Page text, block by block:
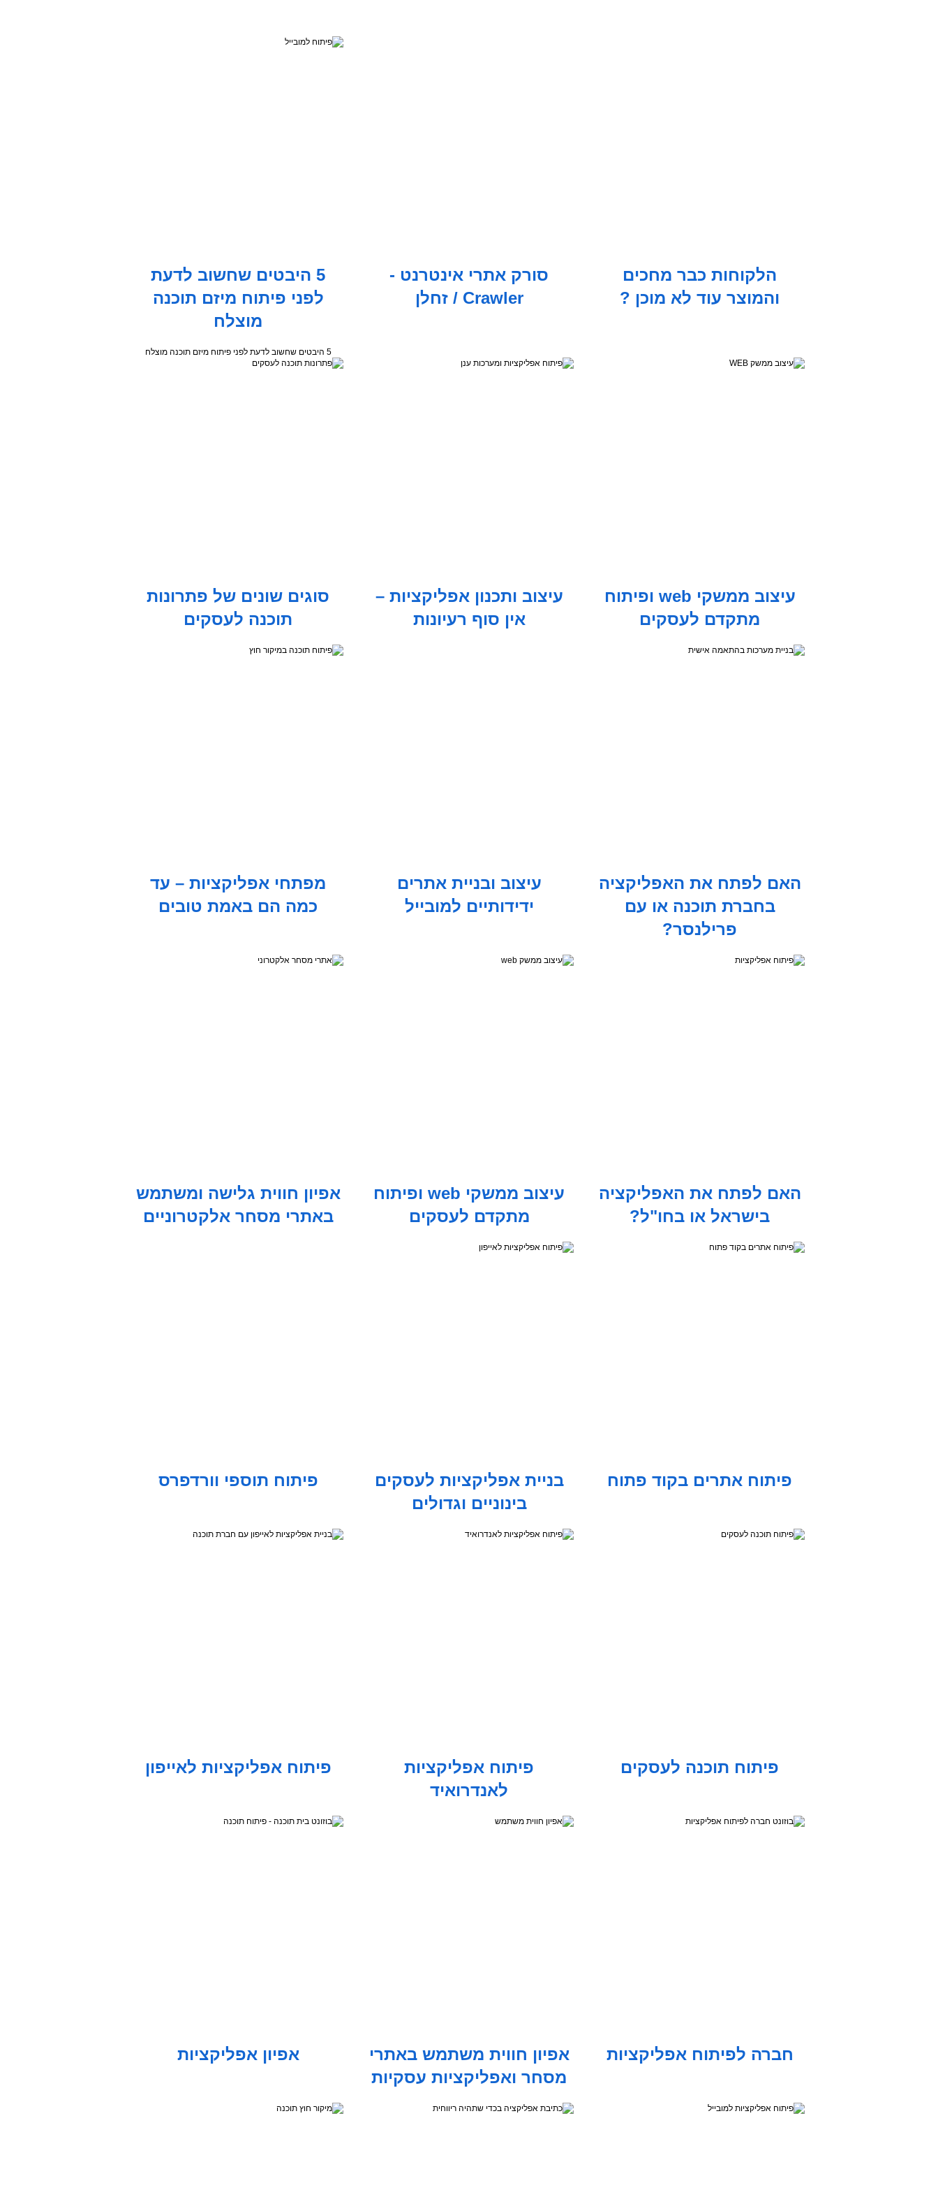
הלקוחות כבר מחכים
והמוצר עוד לא מוכן ?
סורק אתרי אינטרנט -
Crawler / זחלן
5 היבטים שחשוב לדעת
לפני פיתוח מיזם תוכנה
מוצלח
5 היבטים שחשוב לדעת לפני פיתוח מיזם תוכנה מוצלח
עיצוב ממשקי web ופיתוח
מתקדם לעסקים
עיצוב ותכנון אפליקציות –
אין סוף רעיונות
סוגים שונים של פתרונות
תוכנה לעסקים
האם לפתח את האפליקציה
בחברת תוכנה או עם
פרילנסר?
עיצוב ובניית אתרים
ידידותיים למובייל
מפתחי אפליקציות – עד
כמה הם באמת טובים
האם לפתח את האפליקציה
בישראל או בחו"ל?
עיצוב ממשקי web ופיתוח
מתקדם לעסקים
אפיון חווית גלישה ומשתמש
באתרי מסחר אלקטרוניים
פיתוח אתרים בקוד פתוח
בניית אפליקציות לעסקים
בינוניים וגדולים
פיתוח תוספי וורדפרס
פיתוח תוכנה לעסקים
פיתוח אפליקציות
לאנדרואיד
פיתוח אפליקציות לאייפון
חברה לפיתוח אפליקציות
אפיון חווית משתמש באתרי
מסחר ואפליקציות עסקיות
אפיון אפליקציות